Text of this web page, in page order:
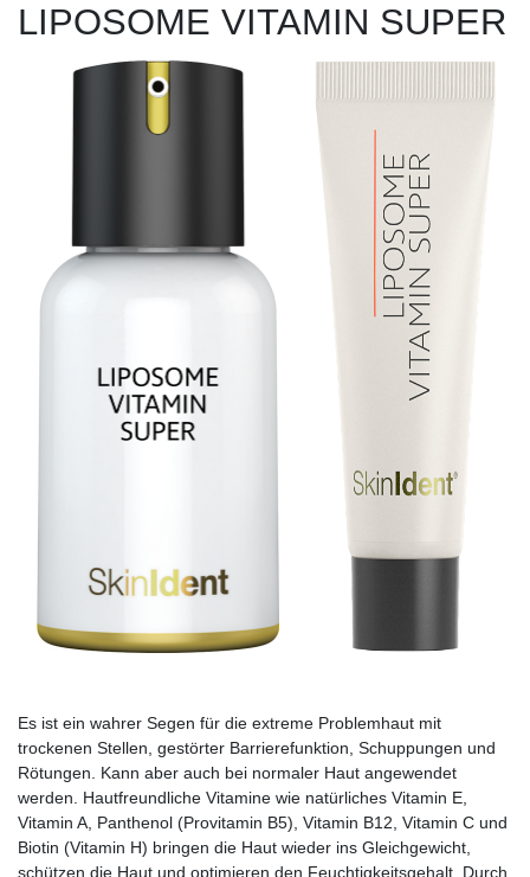
LIPOSOME VITAMIN SUPER
Es ist ein wahrer Segen für die extreme Problemhaut mit
trockenen Stellen, gestörter Barrierefunktion, Schuppungen und
Rötungen. Kann aber auch bei normaler Haut angewendet
werden. Hautfreundliche Vitamine wie natürliches Vitamin E,
Vitamin A, Panthenol (Provitamin B5), Vitamin B12, Vitamin C und
Biotin (Vitamin H) bringen die Haut wieder ins Gleichgewicht,
schützen die Haut und optimieren den Feuchtigkeitsgehalt. Durch